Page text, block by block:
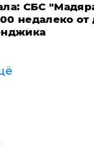
СБС
недалеко от